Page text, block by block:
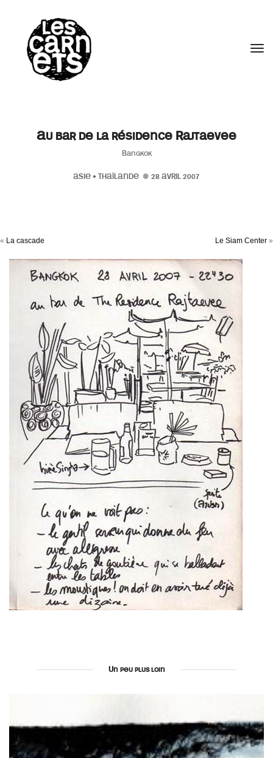
Au bar de la résidence Rajtaevee
Bangkok
ASIE • THAÏLANDE 28 AVRIL 2007
« La cascade Le Siam Center »
Un peu plus loin